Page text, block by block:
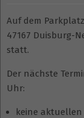
Auf dem
47167 Duisburg-
statt.
Der nächste
Uhr:
keine aktuellen